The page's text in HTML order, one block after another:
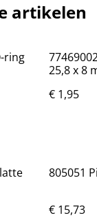
artikelen
ring
25,8 x 8
€ 1,95
805051
€ 15,73